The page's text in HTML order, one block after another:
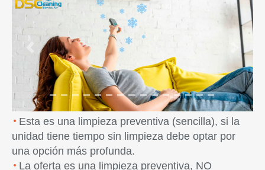
Previous Next
Esta es una limpieza preventiva (sencilla), si la
unidad tiene tiempo sin limpieza debe optar por
una opción más profunda.
La oferta es una limpieza preventiva, NO